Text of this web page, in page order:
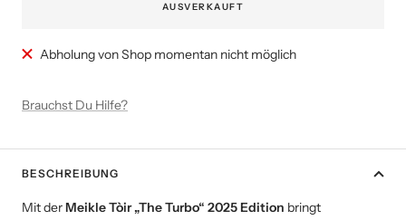
AUSVERKAUFT
Abholung von Shop momentan nicht möglich
Brauchst Du Hilfe?
BESCHREIBUNG
Mit derMeikle Tòir „The Turbo“ 2025 Edition bringt